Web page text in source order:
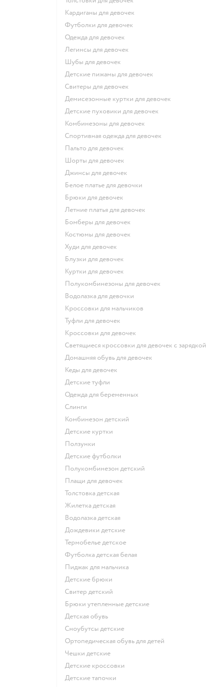
Кардиганы для девочек
Футболки для девочек
Одежда для девочек
Легинсы для девочек
Шубы для девочек
Детские пижамы для девочек
Свитеры для девочек
Демисезонные куртки для девочек
Детские пуховики для девочек
Комбинезоны для девочек
Спортивная одежда для девочек
Пальто для девочек
Шорты для девочек
Джинсы для девочек
Белое платье для девочки
Брюки для девочек
Летние платья для девочек
Бомберы для девочек
Костюмы для девочек
Худи для девочек
Блузки для девочек
Куртки для девочек
Полукомбинезоны для девочек
Водолазка для девочки
Кроссовки для мальчиков
Туфли для девочек
Кроссовки для девочек
Светящиеся кроссовки для девочек с зарядкой
Домашняя обувь для девочек
Кеды для девочек
Детские туфли
Одежда для беременных
Слинги
Комбинезон детский
Детские куртки
Ползунки
Детские футболки
Полукомбинезон детский
Плащи для девочек
Толстовка детская
Жилетка детская
Водолазка детская
Дождевики детские
Термобелье детское
Футболка детская белая
Пиджак для мальчика
Детские брюки
Свитер детский
Брюки утепленные детские
Детская обувь
Сноубутсы детские
Ортопедическая обувь для детей
Чешки детские
Детские кроссовки
Детские тапочки